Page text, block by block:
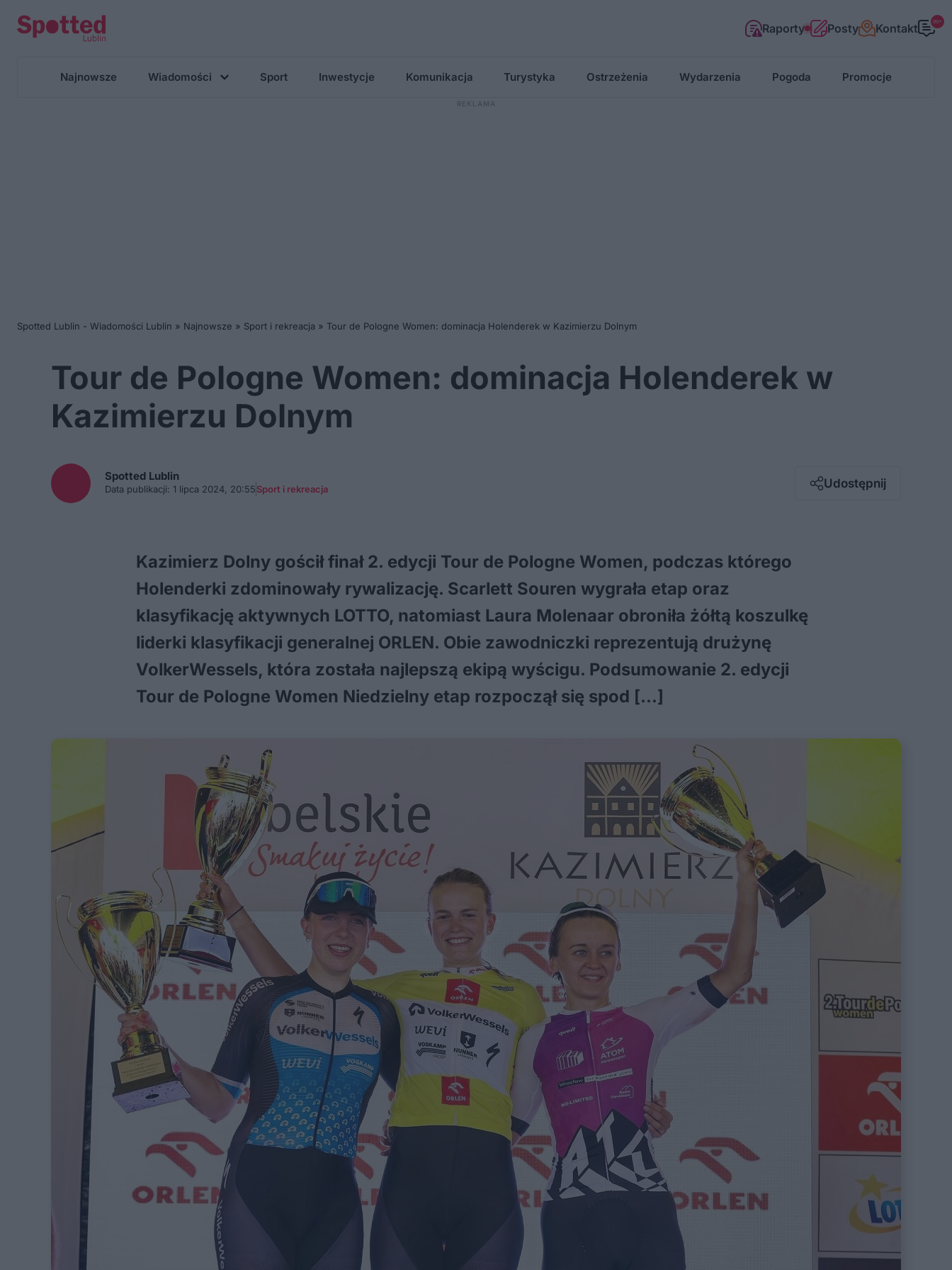
Raporty Posty Kontakt 99+
Najnowsze Wiadomości Sport Inwestycje Komunikacja Turystyka Ostrzeżenia Wydarzenia Pogoda Promocje
Spotted Lublin - Wiadomości Lublin » Najnowsze » Sport i rekreacja » Tour de Pologne Women: dominacja Holenderek w Kazimierzu Dolnym
Tour de Pologne Women: dominacja Holenderek w
Kazimierzu Dolnym
Spotted Lublin
Data publikacji: 1 lipca 2024, 20:55Sport i rekreacja Udostępnij
Messenger
Kazimierz Dolny gościł finał 2. edycji Tour de Pologne Women, podczas którego
Holenderki zdominowały rywalizację. Scarlett Souren wygrała etap oraz
klasyfikację aktywnych LOTTO, natomiast Laura Molenaar obroniła żółtą koszulkę
liderki klasyfikacji generalnej ORLEN. Obie zawodniczki reprezentują drużynę
VolkerWessels, która została najlepszą ekipą wyścigu. Podsumowanie 2. edycji
Tour de Pologne Women Niedzielny etap rozpoczął się spod […]